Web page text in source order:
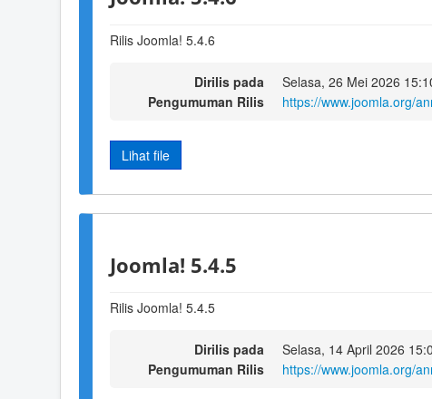
Rilis Joomla! 5.4.6
Dirilis pada
Selasa, 26 Mei 2026
Pengumuman Rilis
https://www.joomla.org/
Lihat file
Joomla! 5.4.5
Rilis Joomla! 5.4.5
Dirilis pada
Selasa, 14 April 2026
Pengumuman Rilis
https://www.joomla.org/